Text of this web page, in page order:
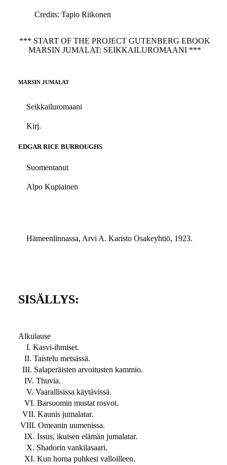
Credits: Tapio Riikonen
*** START OF THE PROJECT GUTENBERG EBOOK
MARSIN JUMALAT: SEIKKAILUROMAANI ***
MARSIN JUMALAT
Seikkailuromaani
Kirj.
EDGAR RICE BURROUGHS
Suomentanut
Alpo Kupiainen
Hämeenlinnassa, Arvi A. Karisto Osakeyhtiö, 1923.
SISÄLLYS:
Alkulause
I. Kasvi-ihmiset.
II. Taistelu metsässä.
III. Salaperäisten arvoitusten kammio.
IV. Thuvia.
V. Vaarallisissa käytävissä.
VI. Barsoomin mustat rosvot.
VII. Kaunis jumalatar.
VIII. Omeanin uumenissa.
IX. Issus, ikuisen elämän jumalatar.
X. Shadorin vankilasaari.
XI. Kun horna puhkesi valloilleen.